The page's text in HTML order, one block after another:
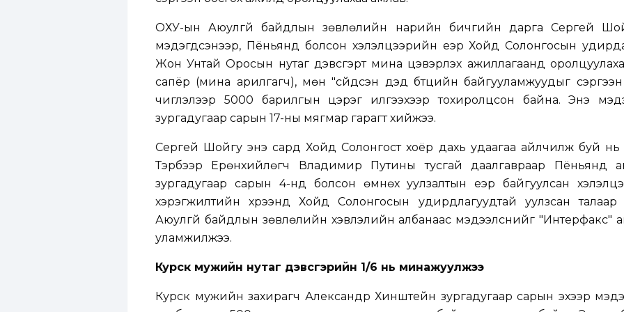
ОХУ-ын Аюулгүй байдлын зөвлөлийн нарийн бичгийн дарга Сергей
мэдэгдсэнээр, Пёньянд болсон хэлэлцээрийн үеэр Хойд Солонгосын
Жон Унтай Оросын нутаг дэвсгэрт мина цэвэрлэх ажиллагаанд
сапёр (мина арилгагч), мөн "сүйдсэн дэд бүтцийн байгууламжуудыг сэргээн
чиглэлээр 5000 барилгын цэрэг илгээхээр тохиролцсон байна. Энэ
зургадугаар сарын 17-ны мягмар гарагт хийжээ.
Сергей Шойгу энэ сард Хойд Солонгост хоёр дахь удаагаа айлчилж буй
Тэрбээр Ерөнхийлөгч Владимир Путины тусгай даалгавраар Пёньянд
зургадугаар сарын 4-нд болсон өмнөх уулзалтын үеэр байгуулсан
хэрэгжилтийн хүрээнд Хойд Солонгосын удирдлагуудтай уулзсан
Аюулгүй байдлын зөвлөлийн хэвлэлийн албанаас мэдээлснийг "Интерфакс"
уламжилжээ.
Курск мужийн нутаг дэвсгэрийн 1/6 нь минажуулжээ
Курск мужийн захирагч Александр Хинштейн зургадугаар сарын эхээр